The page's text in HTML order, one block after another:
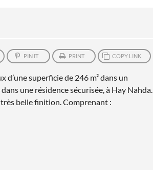
PIN IT PRINT COPY LINK
superficie de 246 m² dans un
une résidence sécurisée, à Hay Nahda.
belle finition. Comprenant :